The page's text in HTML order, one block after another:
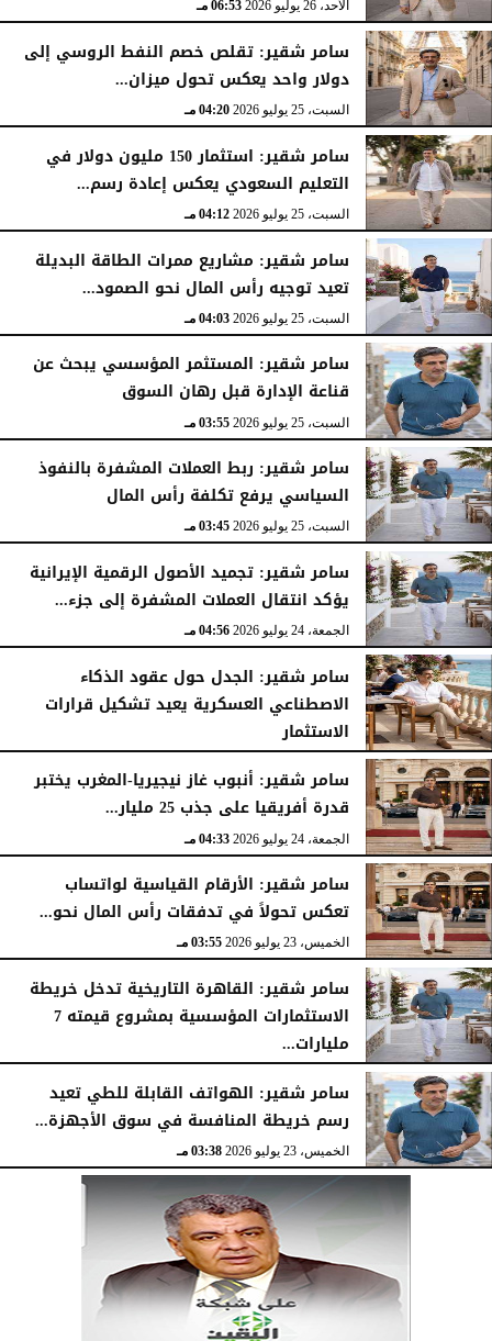
الأحد، 26 يوليو 2026 06:53 مـ
سامر شقير: تقلص خصم النفط الروسي إلى
دولار واحد يعكس تحول ميزان...
السبت، 25 يوليو 2026 04:20 مـ
سامر شقير: استثمار 150 مليون دولار في
التعليم السعودي يعكس إعادة رسم...
السبت، 25 يوليو 2026 04:12 مـ
سامر شقير: مشاريع ممرات الطاقة البديلة
تعيد توجيه رأس المال نحو الصمود...
السبت، 25 يوليو 2026 04:03 مـ
سامر شقير: المستثمر المؤسسي يبحث عن
قناعة الإدارة قبل رهان السوق
السبت، 25 يوليو 2026 03:55 مـ
سامر شقير: ربط العملات المشفرة بالنفوذ
السياسي يرفع تكلفة رأس المال
السبت، 25 يوليو 2026 03:45 مـ
سامر شقير: تجميد الأصول الرقمية الإيرانية
يؤكد انتقال العملات المشفرة إلى جزء...
الجمعة، 24 يوليو 2026 04:56 مـ
سامر شقير: الجدل حول عقود الذكاء
الاصطناعي العسكرية يعيد تشكيل قرارات
الاستثمار
الجمعة، 24 يوليو 2026 04:45 مـ
سامر شقير: أنبوب غاز نيجيريا-المغرب يختبر
قدرة أفريقيا على جذب 25 مليار...
الجمعة، 24 يوليو 2026 04:33 مـ
سامر شقير: الأرقام القياسية لواتساب
تعكس تحولاً في تدفقات رأس المال نحو...
الخميس، 23 يوليو 2026 03:55 مـ
سامر شقير: القاهرة التاريخية تدخل خريطة
الاستثمارات المؤسسية بمشروع قيمته 7
مليارات...
الخميس، 23 يوليو 2026
سامر شقير: الهواتف القابلة للطي تعيد
رسم خريطة المنافسة في سوق الأجهزة...
الخميس، 23 يوليو 2026 03:38 مـ